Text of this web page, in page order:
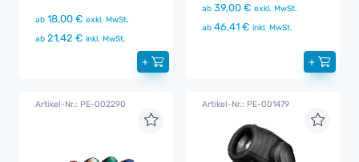
ab 18,00 € exkl. MwSt.
ab 21,42 € inkl. MwSt.
+
ab 39,00 € exkl. MwSt.
ab 46,41 € inkl. MwSt.
+
Artikel-Nr.: PE-002290 Artikel-Nr.: PE-001479